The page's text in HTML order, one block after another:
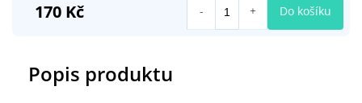
Popis produktu
170 Kč Do košíku